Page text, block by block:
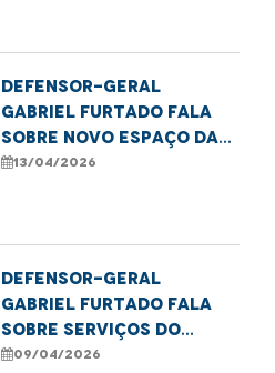
Defensor-geral
Gabriel Furtado fala
sobre novo espaço da
DPE/MA para acolher
13/04/2026
Defensor-Geral
Gabriel Furtado fala
sobre serviços do
Cidadania Sobre Rodas
09/04/2026